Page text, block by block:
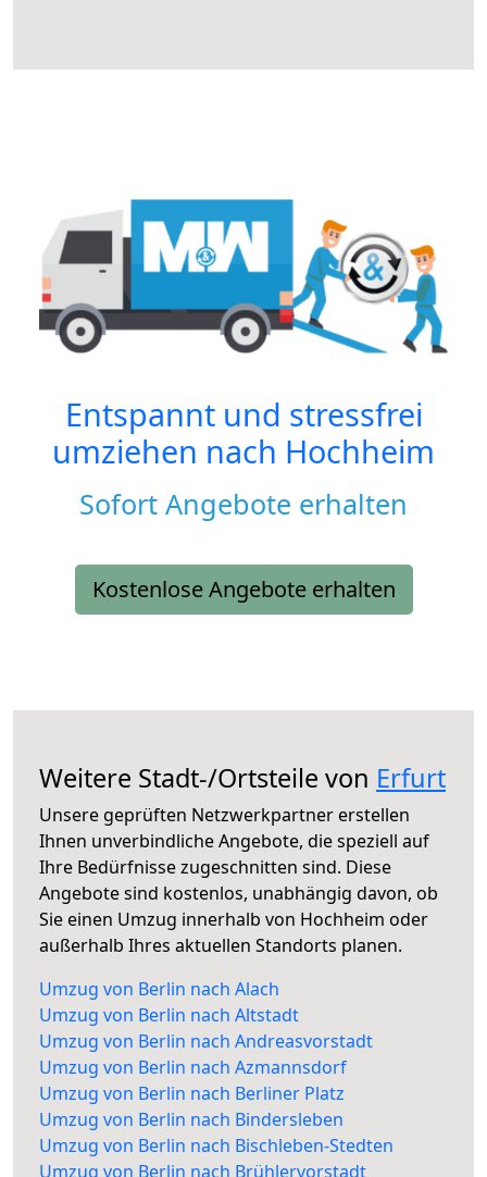
Entspannt und stressfrei
umziehen nach Hochheim
Sofort Angebote erhalten
Kostenlose Angebote erhalten
Weitere Stadt-/Ortsteile von Erfurt
Unsere geprüften Netzwerkpartner erstellen
Ihnen unverbindliche Angebote, die speziell auf
Ihre Bedürfnisse zugeschnitten sind. Diese
Angebote sind kostenlos, unabhängig davon, ob
Sie einen Umzug innerhalb von Hochheim oder
außerhalb Ihres aktuellen Standorts planen.
Umzug von Berlin nach Alach
Umzug von Berlin nach Altstadt
Umzug von Berlin nach Andreasvorstadt
Umzug von Berlin nach Azmannsdorf
Umzug von Berlin nach Berliner Platz
Umzug von Berlin nach Bindersleben
Umzug von Berlin nach Bischleben-Stedten
Umzug von Berlin nach Brühlervorstadt